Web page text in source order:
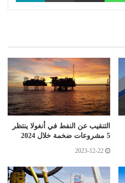
التنقيب عن النفط في أنغولا ينتظر
5 مشروعات ضخمة خلال 2024
2023-12-22